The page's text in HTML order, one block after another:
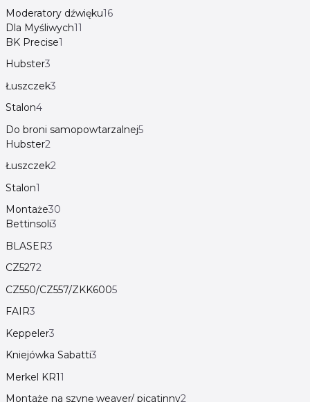
Moderatory dźwięku16
Dla Myśliwych11
BK Precise1
Hubster3
Łuszczek3
Stalon4
Do broni samopowtarzalnej5
Hubster2
Łuszczek2
Stalon1
Montaże30
Bettinsoli3
BLASER3
CZ5272
CZ550/CZ557/ZKK6005
FAIR3
Keppeler3
Kniejówka Sabatti3
Merkel KR11
Montaże na szynę weaver/ picatinny2